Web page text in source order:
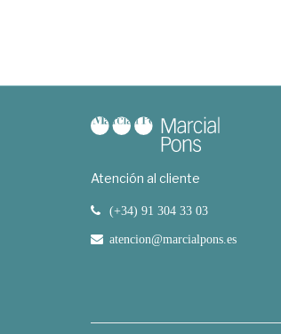
Atención al cliente
(+34) 91 304 33 03
atencion@marcialpons.es